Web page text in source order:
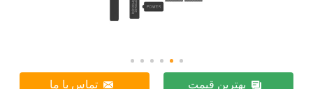
بهترین قیمت تماس با ما